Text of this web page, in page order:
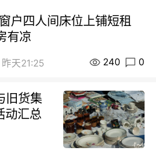
户四人间床位上铺短租
有凉
昨天21:25 240 0
旧货集
动汇总